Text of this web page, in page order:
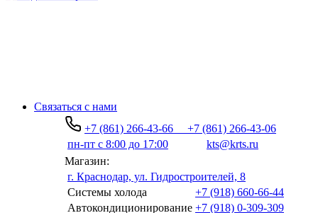
Связаться с нами
+7 (861) 266-43-66
+7 (861) 266-43-06
пн-пт с 8:00 до 17:00
kts@krts.ru
Магазин:
г. Краснодар, ул. Гидростроителей, 8
Системы холода
+7 (918) 660-66-44
Автокондиционирование +7 (918) 0-309-309